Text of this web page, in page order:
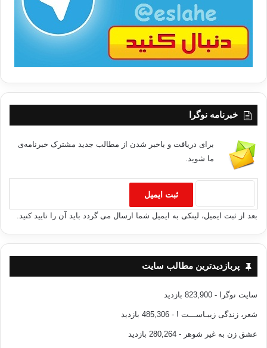
خبرنامه نوگرا
برای دریافت و باخبر شدن از مطالب جدید مشترک خبرنامه‌ی
ما شوید.
بعد از ثبت ایمیل، لینکی به ایمیل شما ارسال می گردد باید آن را تایید کنید.
پربازدیدترین مطالب سایت
سایت نوگرا - 823,900 بازدید
شعر، زندگی زیبـاســـت ! - 485,306 بازدید
عشق زن به غیر شوهر - 280,264 بازدید